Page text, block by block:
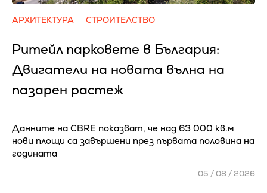
АРХИТЕКТУРА СТРОИТЕЛСТВО
Ритейл парковете в България:
Двигатели на новата вълна на
пазарен растеж
Данните на CBRE показват, че над 63 000 кв.м
нови площи са завършени през първата половина на
годината
05 / 08 / 2026